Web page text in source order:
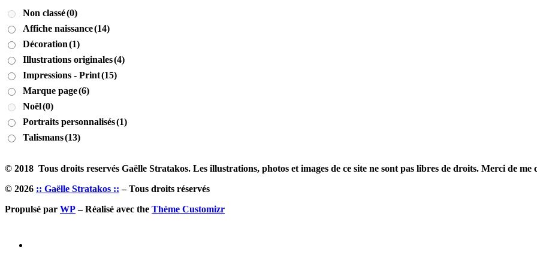
Non classé(0)
Affiche naissance(14)
Décoration(1)
Illustrations originales(4)
Impressions - Print(15)
Marque page(6)
Noël(0)
Portraits personnalisés(1)
Talismans(13)
© 2018 Tous droits reservés Gaëlle Stratakos. Les illustrations, photos et images de ce site ne sont pas libres de droits. Merci de me
© 2026 :: Gaëlle Stratakos :: – Tous droits réservés
Propulsé par WP– Réalisé avec the Thème Customizr